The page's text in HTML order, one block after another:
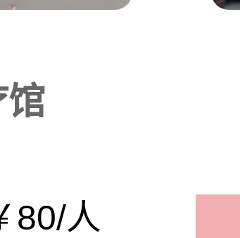
馆
80/人